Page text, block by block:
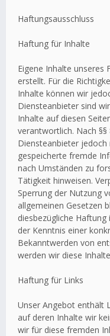
Haftungsausschluss
Haftung für Inhalte
Eigene Inhalte
erstellt. Für die
Inhalte können wir
Diensteanbieter sind
Inhalte auf diesen
verantwortlich. Nach
Diensteanbieter
gespeicherte fremde
nach Umständen zu
Tätigkeit hinweisen.
Sperrung der Nutzung
allgemeinen Gesetzen
diesbezügliche
der Kenntnis einer
Bekanntwerden von
werden wir diese
Haftung für Links
Unser Angebot enthält
auf deren Inhalte wir
wir für diese fremden